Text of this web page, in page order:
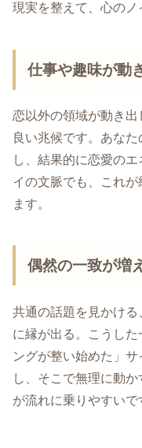
現実を整えて、心のノ
仕事や趣味が動
恋以外の領域が動き
良い兆候です。あな
し、結果的に恋愛の
イの文脈でも、これ
ます。
偶然の一致が増
共通の話題を見かけ
に縁が出る。こうし
ングが整い始めた」
し、そこで無理に動
が流れに乗りやすいで